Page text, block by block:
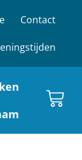
Contact